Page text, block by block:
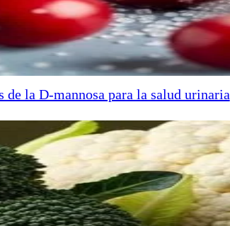
de la D-mannosa para la salud urinaria